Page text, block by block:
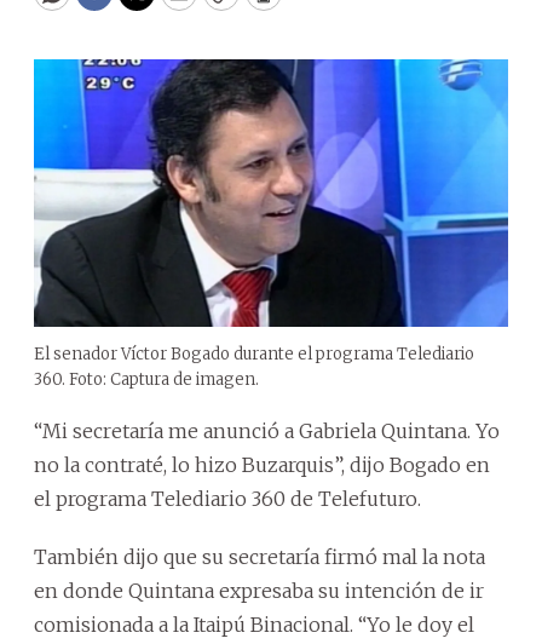
El senador Víctor Bogado durante el programa Telediario
360. Foto: Captura de imagen.
“Mi secretaría me anunció a Gabriela Quintana. Yo
no la contraté, lo hizo Buzarquis”, dijo Bogado en
el programa Telediario 360 de Telefuturo.
También dijo que su secretaría firmó mal la nota
en donde Quintana expresaba su intención de ir
comisionada a la Itaipú Binacional. “Yo le doy el